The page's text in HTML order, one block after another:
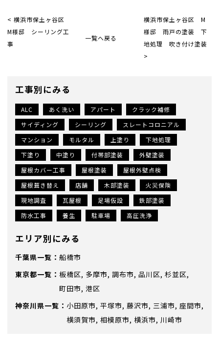
< 横浜市保土ヶ谷区
M様邸 シーリング工
事
横浜市保土ヶ谷区 M
様邸 雨戸の塗装 下
地処理 吹き付け塗装
>
一覧へ戻る
工事別にみる
ALC あく洗い アパート
クラック補修
サイディング
シーリング
スレートコロニアル
マンション
モルタル 上塗り
下地処理
下塗り
中塗り 付帯部塗装
外壁塗装
屋根カバー工事
屋根塗装
屋根外壁点検
屋根葺き替え
店舗 木部塗装
火災保険
現地調査
瓦屋根 足場仮設
鉄部塗装
防水工事
養生 駐車場 高圧洗浄
エリア別にみる
千葉県
船橋市
東京都
板橋区 多摩市 調布市 品川区 杉並区
町田市 港区
神奈川県
小田原市 平塚市 藤沢市 三浦市 座間市
横須賀市 相模原市 横浜市 川崎市